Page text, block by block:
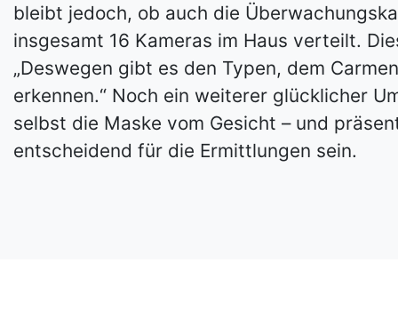
bleibt jedoch, ob auch die
insgesamt 16 Kameras im Haus verteilt.
„Deswegen gibt es den Typen, dem
erkennen.“ Noch ein weiterer glücklicher
selbst die Maske vom Gesicht – und
entscheidend für die Ermittlungen sein.